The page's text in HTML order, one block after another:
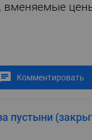
вменяемые
Комментировать
пустыни